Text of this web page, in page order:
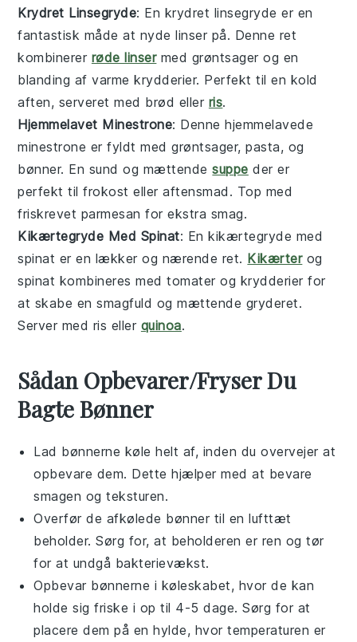
Krydret Linsegryde: En krydret linsegryde er en
fantastisk måde at nydelinser på. Denne ret
kombinerer røde linsermed grøntsager og en
blanding af varme krydderier. Perfekt til en kold
aften, serveret med brød eller ris.
Hjemmelavet Minestrone: Dennehjemmelavede
minestrone er fyldt medgrøntsager,pasta, og
bønner. En sund og mættendesuppe der er
perfekt til frokost eller aftensmad. Top med
friskrevet parmesan for ekstra smag.
Kikærtegryde Med Spinat: Enkikærtegryde med
spinat er en lækker og nærende ret. Kikærterog
spinat kombineres medtomater og krydderier for
at skabe en smagfuld og mættende gryderet.
Server med ris eller quinoa.
Sådan Opbevarer/Fryser Du
Bagte Bønner
Lad bønnerne køle helt af, inden du overvejer at
opbevare dem. Dette hjælper med at bevare
smagen og teksturen.
Overfør de afkølede bønner til en lufttæt
beholder. Sørg for, at beholderen er ren og tør
for at undgå bakterievækst.
Opbevar bønnerne i køleskabet, hvor de kan
holde sig friske i op til 4-5 dage. Sørg for at
placere dem på en hylde, hvor temperaturen er